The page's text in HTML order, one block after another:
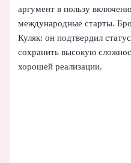
аргумент в пользу
международные старты.
Куляк: он подтвердил
сохранить высокую
хорошей реализации.